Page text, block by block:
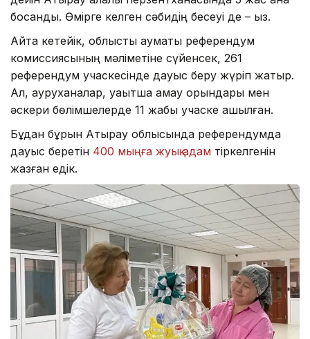
босанды. Өмірге келген сәбидің бесеуі де – қыз.
Айта кетейік, облыстық аумақтық референдум
комиссиясының мәліметіне сүйенсек, 261
референдум учаскесінде дауыс беру жүріп жатыр.
Ал, ауруханалар, уақытша қамау орындары мен
әскери бөлімшелерде 11 жабық учаске ашылған.
Бұдан бұрын Атырау облысында референдумда
дауыс беретін 400 мыңға жуық адам тіркелгенін
жазған едік.